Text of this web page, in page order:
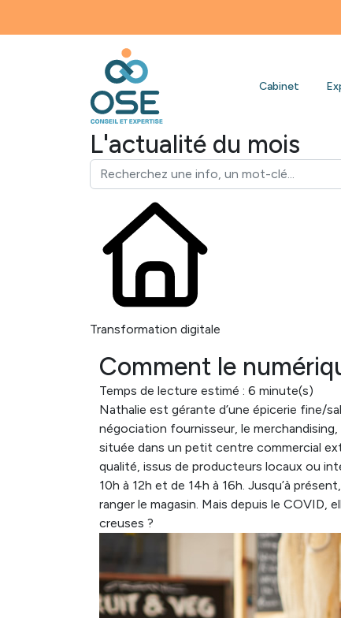
Cabinet
L'actualité du mois
Transformation digitale
Comment le
Temps de lecture estimé : 6 minute(s)
Nathalie est gérante d’une épicerie fine/
négociation fournisseur, le
située dans un petit centre commercial
qualité, issus de producteurs locaux ou
10h à 12h et de 14h à 16h. Jusqu’à
ranger le magasin. Mais depuis le
creuses ?